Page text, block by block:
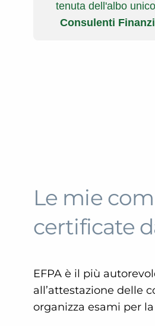
tenuta dell'albo
Consulenti
Le mie
certificate
EFPA è il più
all’attestazione delle
organizza esami per